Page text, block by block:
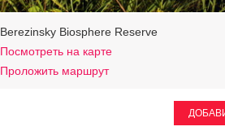
Berezinsky Biosphere Reserve
Посмотреть на карте
Проложить маршрут